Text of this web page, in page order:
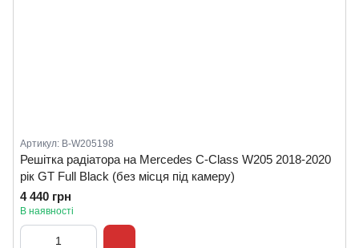
Артикул: B-W205198
Решітка радіатора на Mercedes C-Class W205 2018-2020
рік GT Full Black (без місця під камеру)
4 440 грн
В наявності